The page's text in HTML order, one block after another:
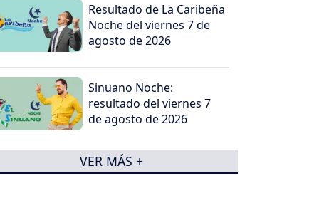
Resultado de La Caribeña
Noche del viernes 7 de
agosto de 2026
Sinuano Noche:
resultado del viernes 7
de agosto de 2026
VER MÁS +